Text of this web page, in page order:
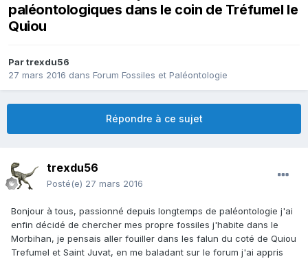
paléontologiques dans le coin de Tréfumel le
Quiou
Partrexdu56
27 mars 2016 dans Forum Fossiles et Paléontologie
Répondre à ce sujet
trexdu56
Posté(e) 27 mars 2016
Bonjour à tous, passionné depuis longtemps de paléontologie j'ai
enfin décidé de chercher mes propre fossiles j'habite dans le
Morbihan, je pensais aller fouiller dans les falun du coté de Quiou
Trefumel et Saint Juvat, en me baladant sur le forum j'ai appris